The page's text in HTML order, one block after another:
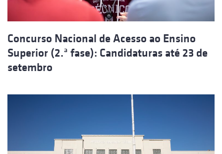
Concurso Nacional de Acesso ao Ensino
Superior (2.ª fase): Candidaturas até 23 de
setembro